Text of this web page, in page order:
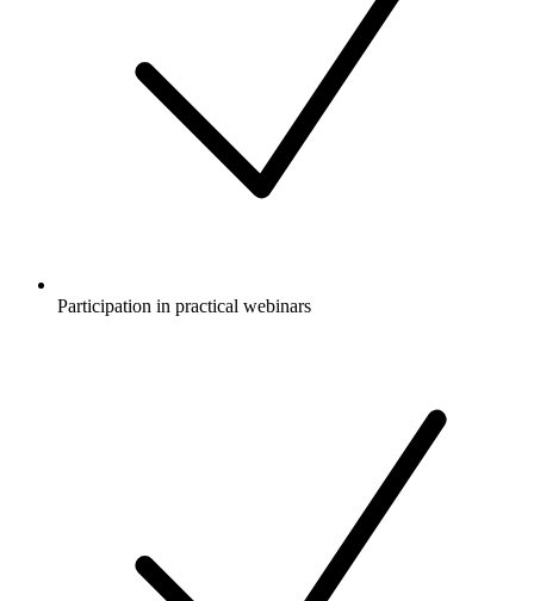
Participation in practical webinars